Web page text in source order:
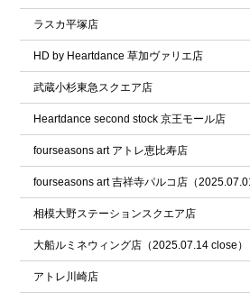
ラスカ平塚店
HD by Heartdance 草加ヴァリエ店
武蔵小杉東急スクエア店
Heartdance second stock 京王モール店
fourseasons art アトレ恵比寿店
fourseasons art 吉祥寺パルコ店（
相模大野ステーションスクエア店
大船ルミネウィング店（2025.07.14 close）
アトレ川崎店